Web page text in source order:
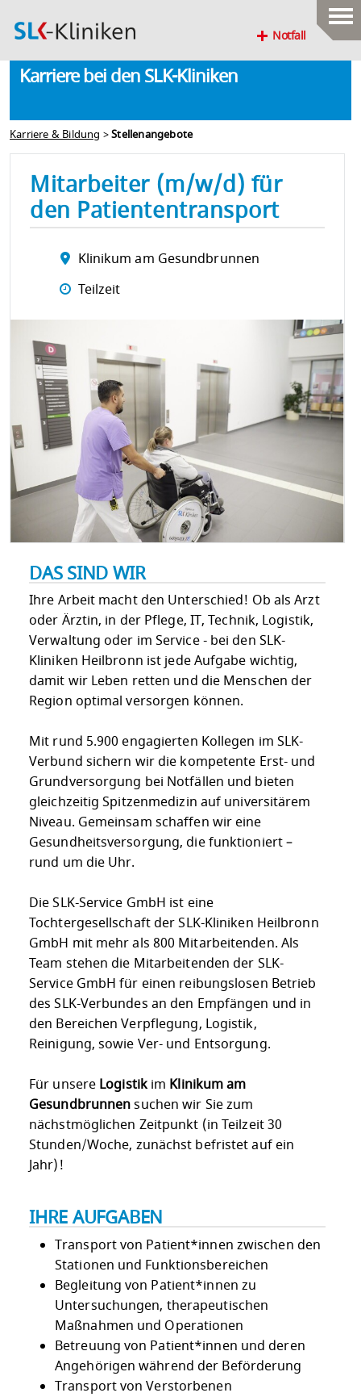
Notfall
Karriere bei den SLK-Kliniken
Karriere & Bildung >Stellenangebote
Mitarbeiter (m/w/d) für
den Patiententransport
Klinikum am Gesundbrunnen
Teilzeit
DAS SIND WIR
Ihre Arbeit macht den Unterschied! Ob als Arzt
oder Ärztin, in der Pflege, IT, Technik, Logistik,
Verwaltung oder im Service - bei den SLK-
Kliniken Heilbronn ist jede Aufgabe wichtig,
damit wir Leben retten und die Menschen der
Region optimal versorgen können.
Mit rund 5.900 engagierten Kollegen im SLK-
Verbund sichern wir die kompetente Erst- und
Grundversorgung bei Notfällen und bieten
gleichzeitig Spitzenmedizin auf universitärem
Niveau. Gemeinsam schaffen wir eine
Gesundheitsversorgung, die funktioniert –
rund um die Uhr.
Die SLK-Service GmbH ist eine
Tochtergesellschaft der SLK-Kliniken Heilbronn
GmbH mit mehr als 800 Mitarbeitenden. Als
Team stehen die Mitarbeitenden der SLK-
Service GmbH für einen reibungslosen Betrieb
des SLK-Verbundes an den Empfängen und in
den Bereichen Verpflegung, Logistik,
Reinigung, sowie Ver- und Entsorgung.
Für unsere Logistikim Klinikum am
Gesundbrunnensuchen wir Sie zum
nächstmöglichen Zeitpunkt (in Teilzeit 30
Stunden/Woche, zunächst befristet auf ein
Jahr)!
IHRE AUFGABEN
Transport von Patient*innen zwischen den
Stationen und Funktionsbereichen
Begleitung von Patient*innen zu
Untersuchungen, therapeutischen
Maßnahmen und Operationen
Betreuung von Patient*innen und deren
Angehörigen während der Beförderung
Transport von Verstorbenen